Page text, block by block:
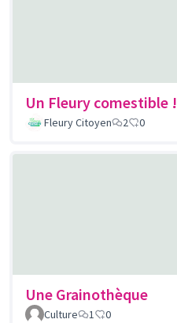
Un Fleury comestible !
Fleury Citoyen
2 0
Une Grainothèque
Culture
1 0